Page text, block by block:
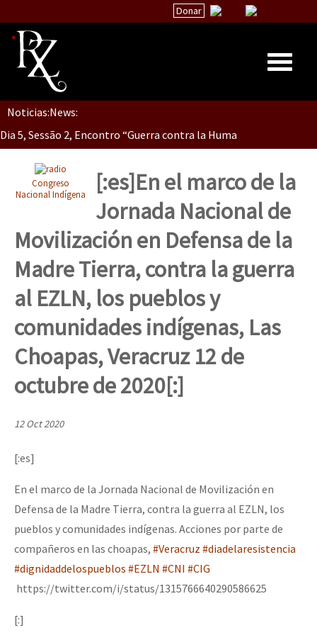
Donar
Inicio
Quiénes Somos
La palabra del EZLN
Encuentros
Chiapas
México
Latinoamérica
Mundo
EZLN
La Sexta
Migración
Presos
Mujeres
ETIQUETAS
MULTIMEDIA
Audio
Noticias:News:
Dia 5, Sessão 2, Encontro “Guerra contra la Humanidad”
Dia 5, sessão 1, do Encontro “Guerra contra a Humanidade”(As
Dia 3 do Encontro “Guerra contra a Humanidade”
Dia 2 do Encontro “Guerra contra a Humanidad”
[CDMX – 20 julio] Jornadas globales por la libertad de Jesús
“Sonhando a Terra do Bem Virá” se publica no Estado Espanhol
Se o México sabe, que o mundo saiba! Nossas lutas pela
Congreso
Nacional Indígena
[:es]En el marco de la
Jornada Nacional de
Movilización en Defensa de la
Madre Tierra, contra la guerra
al EZLN, los pueblos y
comunidades indígenas, Las
Choapas, Veracruz 12 de
octubre de 2020[:]
12 Oct 2020
[:es]
En el marco de la Jornada Nacional de Movilización en
Defensa de la Madre Tierra, contra la guerra al EZLN, los
pueblos y comunidades indígenas. Acciones por parte de
compañeros en las choapas, #Veracruz #diadelaresistencia
#dignidaddelospueblos #EZLN #CNI #CIG
https://twitter.com/i/status/1315766640290586625
[:]